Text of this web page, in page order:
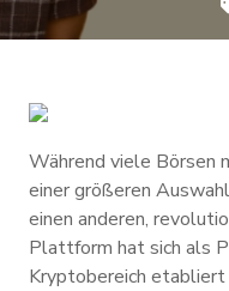
Während viele Börsen
einer größeren
einen anderen,
Plattform hat sich als
Kryptobereich